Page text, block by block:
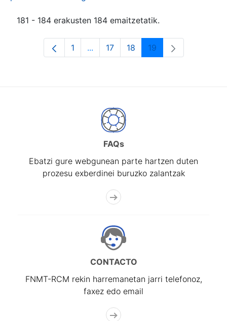
181 - 184 erakusten 184 emaitzetatik.
Orrialdea
1 ...Intermediate Pages Use TAB to
Orrialdea
17 Orrialdea
18 Orrialdea
19
FAQs
Ebatzi gure webgunean parte hartzen duten
prozesu exberdinei buruzko zalantzak
CONTACTO
FNMT-RCM rekin harremanetan jarri telefonoz,
faxez edo email